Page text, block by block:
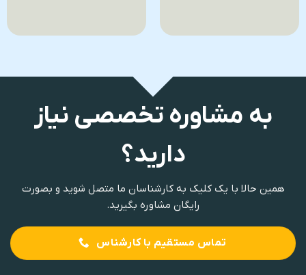
به مشاوره تخصصی نیاز
دارید؟
همین حالا با یک کلیک به کارشناسان ما متصل شوید و بصورت
رایگان مشاوره بگیرید.
تماس مستقیم با کارشناس